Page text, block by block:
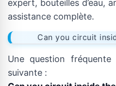
expert, bouteilles d’eau,
assistance complète.
Can you circuit
Une question
suivante :